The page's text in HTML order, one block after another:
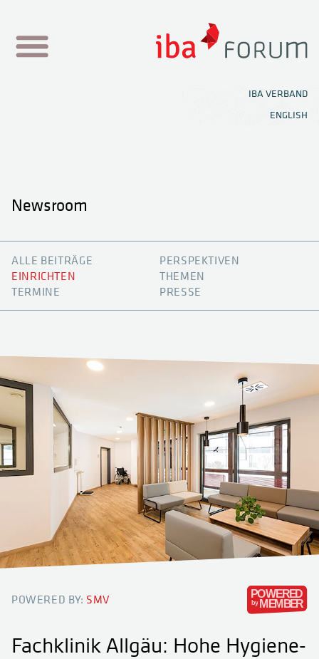
FESTIVAL
NEWEN
OFFICE PLANER
KNOWLEDGE
IBA VERBAND
ENGLISH
Newsroom
ALLE BEITRÄGE
PERSPEKTIVEN
EINRICHTEN
THEMEN
TERMINE
PRESSE
Fachklinik Allgäu: Hohe Hygiene-
POWERED BY: SMV